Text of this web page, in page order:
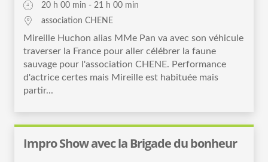
20 h 00 min - 21 h 00 min
association CHENE
Mireille Huchon alias MMe Pan va avec son véhicule
traverser la France pour aller célébrer la faune
sauvage pour l'association CHENE. Performance
d'actrice certes mais Mireille est habituée mais
partir...
Impro Show avec la Brigade du bonheur